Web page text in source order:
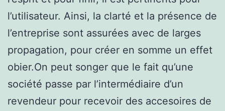
l’utilisateur. Ainsi, la clarté et la présence de
l’entreprise sont assurées avec de larges
propagation, pour créer en somme un effet
obier.On peut songer que le fait qu’une
société passe par l’intermédiaire d’un
revendeur pour recevoir des accesoires de